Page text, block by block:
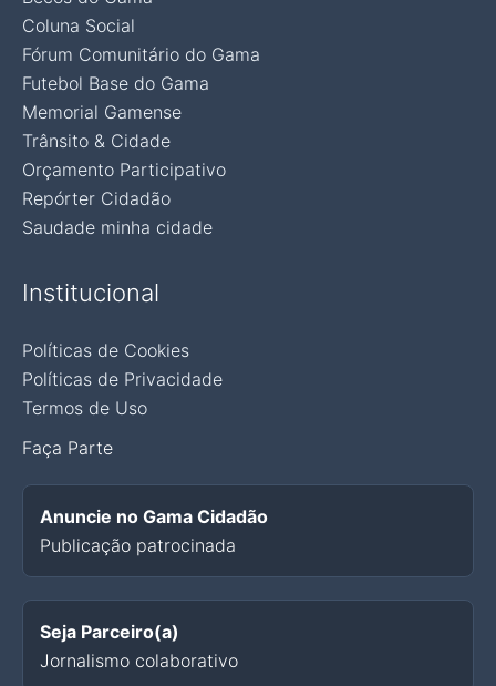
Coluna Social
Fórum Comunitário do Gama
Futebol Base do Gama
Memorial Gamense
Trânsito & Cidade
Orçamento Participativo
Repórter Cidadão
Saudade minha cidade
Institucional
Políticas de Cookies
Políticas de Privacidade
Termos de Uso
Faça Parte
Anuncie no Gama Cidadão
Publicação patrocinada
Seja Parceiro(a)
Jornalismo colaborativo